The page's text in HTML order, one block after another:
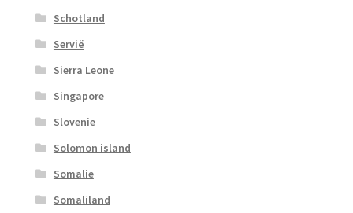
Schotland
Servië
Sierra Leone
Singapore
Slovenie
Solomon island
Somalie
Somaliland